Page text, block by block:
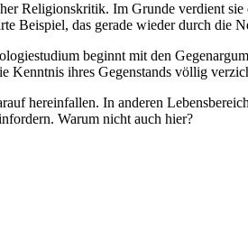
Religionskritik. Im Grunde verdient
Beispiel, das gerade wieder durch
beginnt mit den
ihres Gegenstands völlig
hereinfallen. In anderen
Warum nicht auch hier?